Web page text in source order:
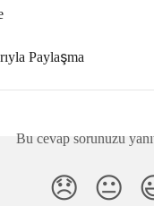
Paylaşma
Bu cevap sorunuzu
😞 😐